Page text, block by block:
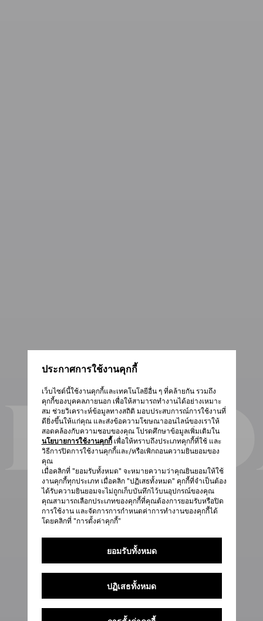
ประกาศการใช้งานคุกกี้
เว็บไซต์นี้ใช้งานคุกกี้และเทคโนโลยีอื่น ๆ ที่คล้ายกัน รวมถึง
คุกกี้ของบุคคลภายนอก เพื่อให้สามารถทำงานได้อย่างเหมาะ
สม ช่วยวิเคราะห์ข้อมูลทางสถิติ มอบประสบการณ์การใช้งานที่
ดียิ่งขึ้นให้แก่คุณ และส่งข้อความโฆษณาออนไลน์ของเราให้
สอดคล้องกับความชอบของคุณ โปรดศึกษาข้อมูลเพิ่มเติมใน
นโยบายการใช้งานคุกกี้เพื่อให้ทราบถึงประเภทคุกกี้ที่ใช้ และ
วิธีการปิดการใช้งานคุกกี้และ/หรือเพิกถอนความยินยอมของ
คุณ
เมื่อคลิกที่ "ยอมรับทั้งหมด" จะหมายความว่าคุณยินยอมให้ใช้
งานคุกกี้ทุกประเภท เมื่อคลิก "ปฏิเสธทั้งหมด" คุกกี้ที่จำเป็นต้อง
ได้รับความยินยอมจะไม่ถูกเก็บบันทึกไว้บนอุปกรณ์ของคุณ
คุณสามารถเลือกประเภทของคุกกี้ที่คุณต้องการยอมรับหรือปิด
การใช้งาน และจัดการการกำหนดค่าการทำงานของคุกกี้ได้
โดยคลิกที่ "การตั้งค่าคุกกี้"
ยอมรับทั้งหมด
ปฏิเสธทั้งหมด